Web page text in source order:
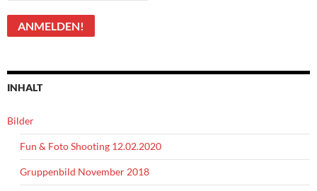
INHALT
Bilder
Fun & Foto Shooting 12.02.2020
Gruppenbild November 2018